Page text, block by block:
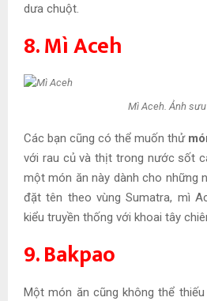
dưa chuột.
8. Mì Aceh
Mì Aceh. Ảnh
Các bạn cũng có thể muốn thử
với rau củ và thịt trong nước sốt
một món ăn này dành cho những
đặt tên theo vùng Sumatra, mì
kiểu truyền thống với khoai tây
9. Bakpao
Một món ăn cũng không thể